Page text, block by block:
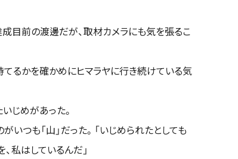
目前の渡邊だが、取材カメラにも気を張るこ
てるかを確かめにヒマラヤに行き続けている気
じめがあった。
つも「山」だった。「いじめられたとしても
私はしているんだ」